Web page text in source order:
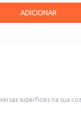
ADICIONAR
superfícies na sua